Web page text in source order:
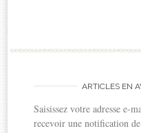
ARTICLES EN
Saisissez votre adresse e-
recevoir une notification